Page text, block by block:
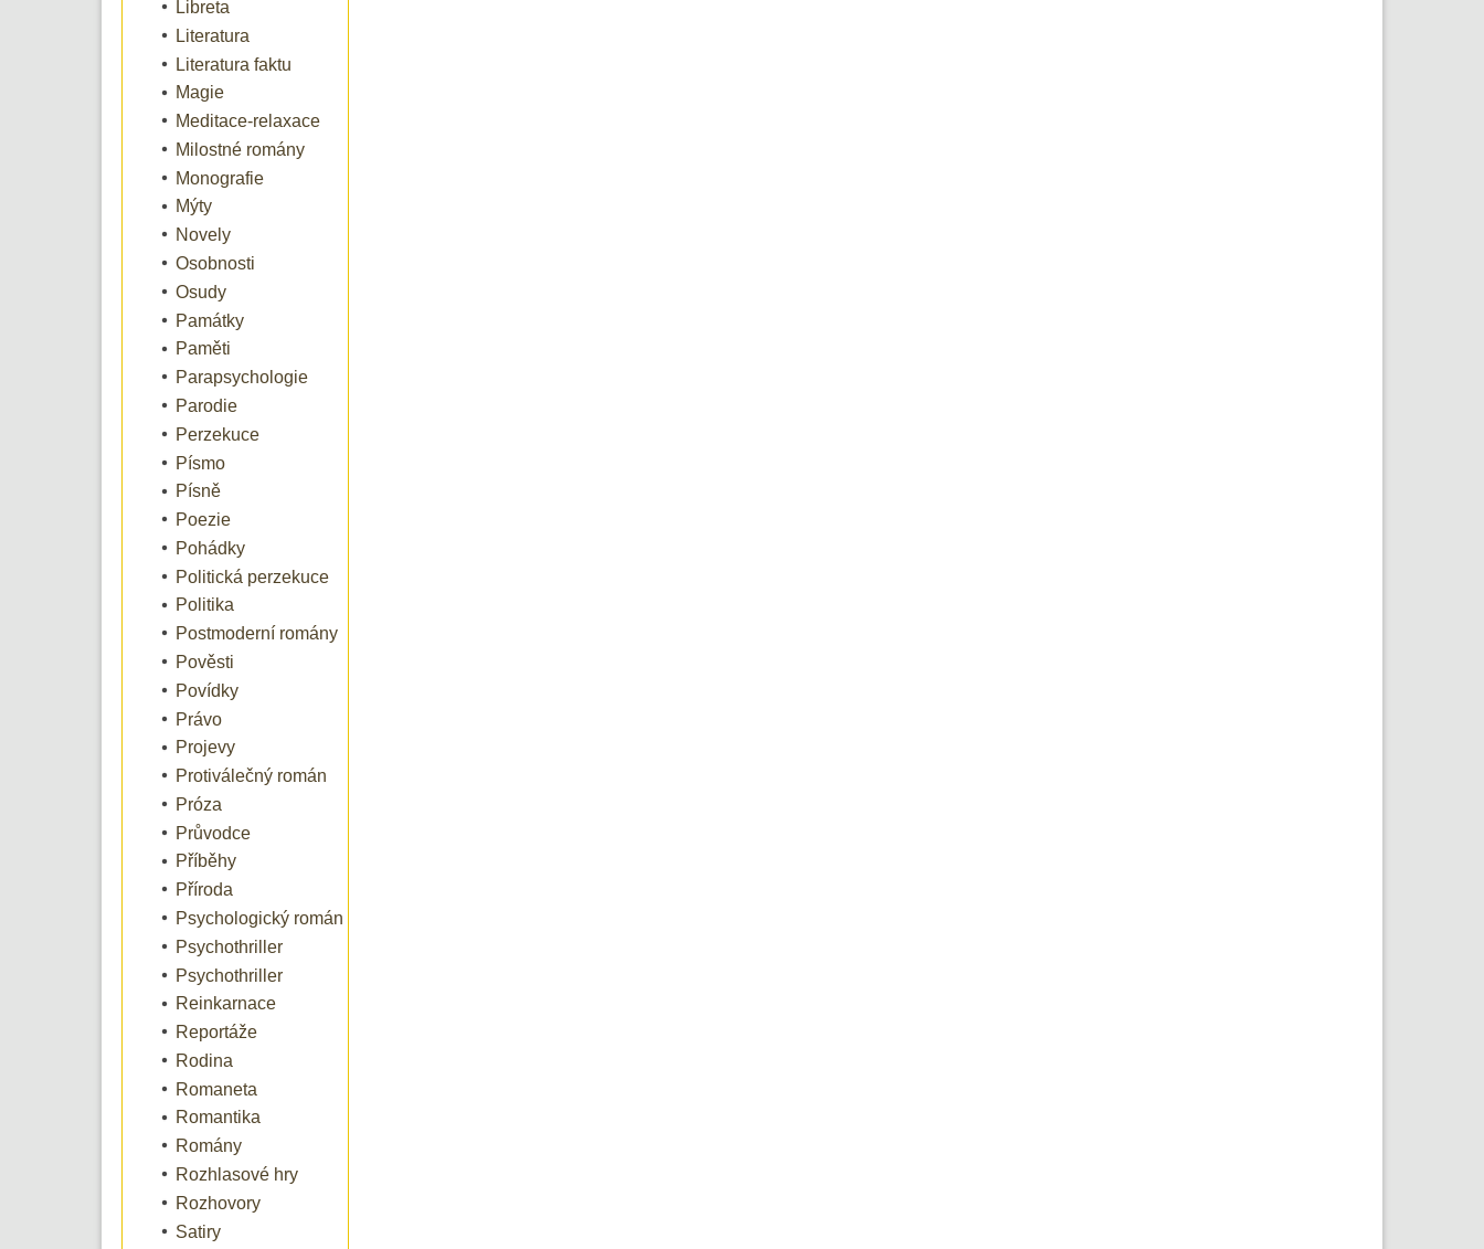
Libreta
Literatura
Literatura faktu
Magie
Meditace-relaxace
Milostné romány
Monografie
Mýty
Novely
Osobnosti
Osudy
Památky
Paměti
Parapsychologie
Parodie
Perzekuce
Písmo
Písně
Poezie
Pohádky
Politická perzekuce
Politika
Postmoderní romány
Pověsti
Povídky
Právo
Projevy
Protiválečný román
Próza
Průvodce
Příběhy
Příroda
Psychologický román
Psychothriller
Psychothriller
Reinkarnace
Reportáže
Rodina
Romaneta
Romantika
Romány
Rozhlasové hry
Rozhovory
Satiry